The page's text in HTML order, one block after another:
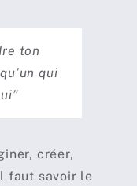
ton
qui
créer,
faut savoir le